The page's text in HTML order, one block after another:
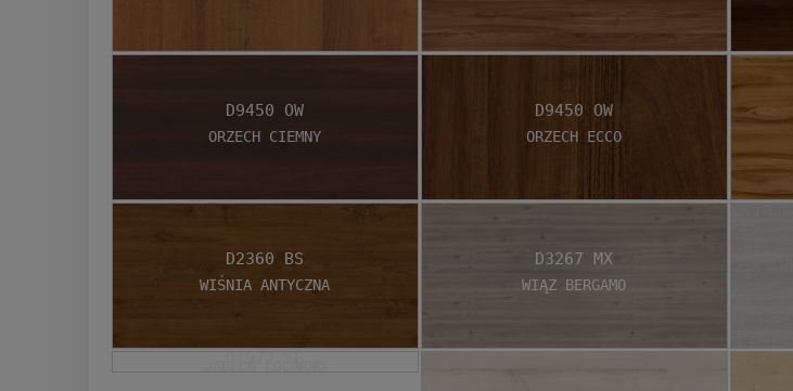
Orzech Ciemny
D9450 OW
Orzech Ecco
D9450 OW
Wiśnia Antyczna
D2360 BS
Wiąz Bergamo
D3267 MX